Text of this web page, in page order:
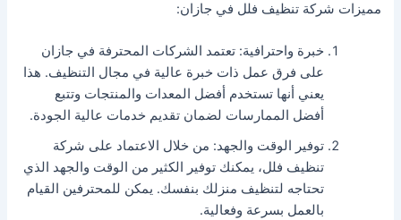
مميزات شركة تنظيف فلل في جازان:
خبرة واحترافية: تعتمد الشركات المحترفة في جازان
على فرق عمل ذات خبرة عالية في مجال التنظيف. هذا
يعني أنها تستخدم أفضل المعدات والمنتجات وتتبع
أفضل الممارسات لضمان تقديم خدمات عالية الجودة.
توفير الوقت والجهد: من خلال الاعتماد على شركة
تنظيف فلل، يمكنك توفير الكثير من الوقت والجهد الذي
تحتاجه لتنظيف منزلك بنفسك. يمكن للمحترفين القيام
بالعمل بسرعة وفعالية.